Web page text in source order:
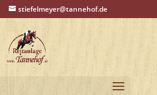
stiefelmeyer@tannehof.de